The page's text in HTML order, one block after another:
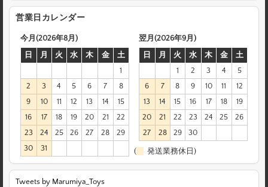
営業日カレンダー
今月(2026年8月)
日
月 火 水 木 金
土
1
2
3 4 5 6 7
8
9
10 11 12 13 14
15
16
17 18 19 20 21
22
23
24 25 26 27 28
29
30
31
翌月(2026年9月)
日
月 火 水 木 金
土
1
2 3 4
5
6
7 8 9 10 11
12
13
14 15 16 17 18
19
20
21 22 23 24 25
26
27
28 29 30
( 発送業務休日)
Tweets by Marumiya_Toys